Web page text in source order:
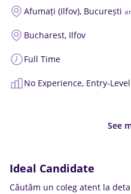
Afumați (Ilfov), București
Bucharest, Ilfov
Full Time
No Experience, Entry-
See
Ideal Candidate
Căutăm un coleg atent la